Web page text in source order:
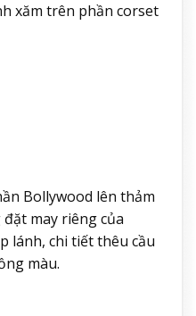
xăm trên phần corset
Bollywood lên thảm
may riêng của
lánh, chi tiết thêu cầu
màu.